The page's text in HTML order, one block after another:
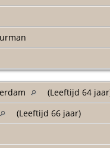
(Leeftijd 64
(Leeftijd 66 jaar)